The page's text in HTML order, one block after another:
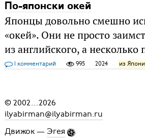
По-японски окей
Японцы довольно смешно
«окей». Они не просто
из английского, а
1 комментарий 995 2024 из
© 2002...2026
ilyabirman@ilyabirman.ru
Движок — Эгея